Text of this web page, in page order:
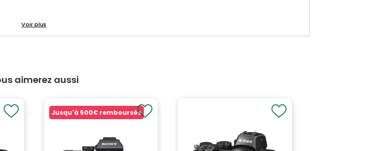
aimerez aussi
Jusqu'à 500€ remboursés